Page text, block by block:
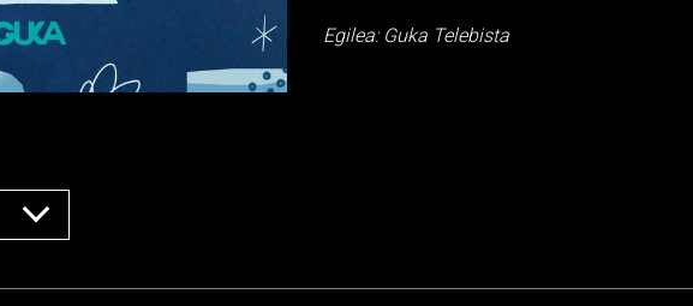
Egilea: Guka Telebista